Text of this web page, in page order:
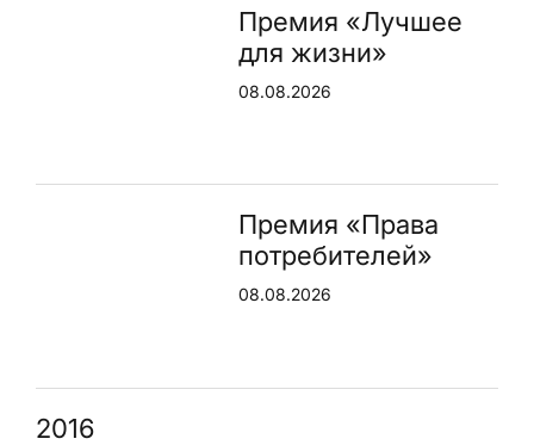
Премия «Лучшее
для жизни»
08.08.2026
Премия «Права
потребителей»
08.08.2026
2016